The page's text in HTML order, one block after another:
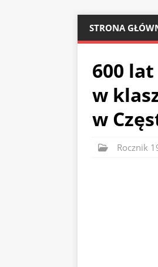
STRONA
600
w
w
Rocznik